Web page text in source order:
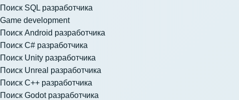
Поиск SQL разработчика
Game development
Поиск Android разработчика
Поиск C# разработчика
Поиск Unity разработчика
Поиск Unreal разработчика
Поиск C++ разработчика
Поиск Godot разработчика